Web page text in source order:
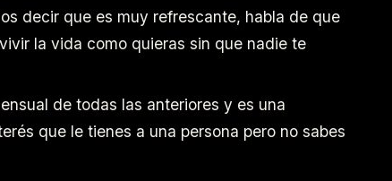
decir que es muy refrescante, habla de que
la vida como quieras sin que nadie te
de todas las anteriores y es una
que le tienes a una persona pero no sabes